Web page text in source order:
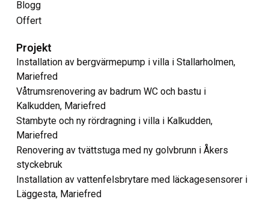
Blogg
Offert
Projekt
Installation av bergvärmepump i villa i Stallarholmen,
Mariefred
Våtrumsrenovering av badrum WC och bastu i
Kalkudden, Mariefred
Stambyte och ny rördragning i villa i Kalkudden,
Mariefred
Renovering av tvättstuga med ny golvbrunn i Åkers
styckebruk
Installation av vattenfelsbrytare med läckagesensorer i
Läggesta, Mariefred